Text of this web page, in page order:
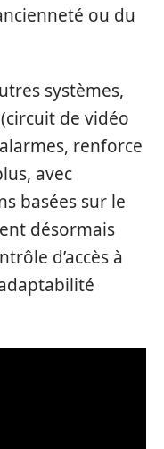
ou du
systèmes,
de vidéo
renforce
avec
basées sur le
désormais
d’accès à